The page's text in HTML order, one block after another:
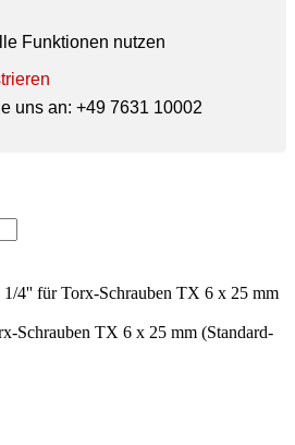
Funktionen nutzen
uns an: +49 7631 10002
Schrauben TX 6 x 25 mm (Standard-